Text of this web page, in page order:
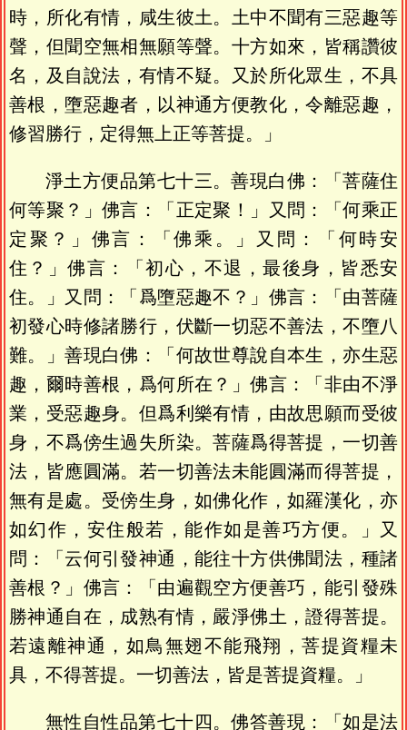
時，所化有情，咸生彼土。土中不聞有三惡趣等
聲，但聞空無相無願等聲。十方如來，皆稱讚彼
名，及自說法，有情不疑。又於所化眾生，不具
善根，墮惡趣者，以神通方便教化，令離惡趣，
修習勝行，定得無上正等菩提。」
淨土方便品第七十三。善現白佛：「菩薩住
何等聚？」佛言：「正定聚！」又問：「何乘正
定聚？」佛言：「佛乘。」又問：「何時安
住？」佛言：「初心，不退，最後身，皆悉安
住。」又問：「爲墮惡趣不？」佛言：「由菩薩
初發心時修諸勝行，伏斷一切惡不善法，不墮八
難。」善現白佛：「何故世尊說自本生，亦生惡
趣，爾時善根，爲何所在？」佛言：「非由不淨
業，受惡趣身。但爲利樂有情，由故思願而受彼
身，不爲傍生過失所染。菩薩爲得菩提，一切善
法，皆應圓滿。若一切善法未能圓滿而得菩提，
無有是處。受傍生身，如佛化作，如羅漢化，亦
如幻作，安住般若，能作如是善巧方便。」又
問：「云何引發神通，能往十方供佛聞法，種諸
善根？」佛言：「由遍觀空方便善巧，能引發殊
勝神通自在，成熟有情，嚴淨佛土，證得菩提。
若遠離神通，如鳥無翅不能飛翔，菩提資糧未
具，不得菩提。一切善法，皆是菩提資糧。」
無性自性品第七十四。佛答善現：「如是法